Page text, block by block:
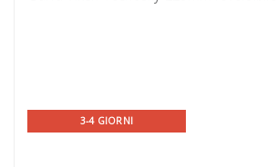
3-4 GIORNI